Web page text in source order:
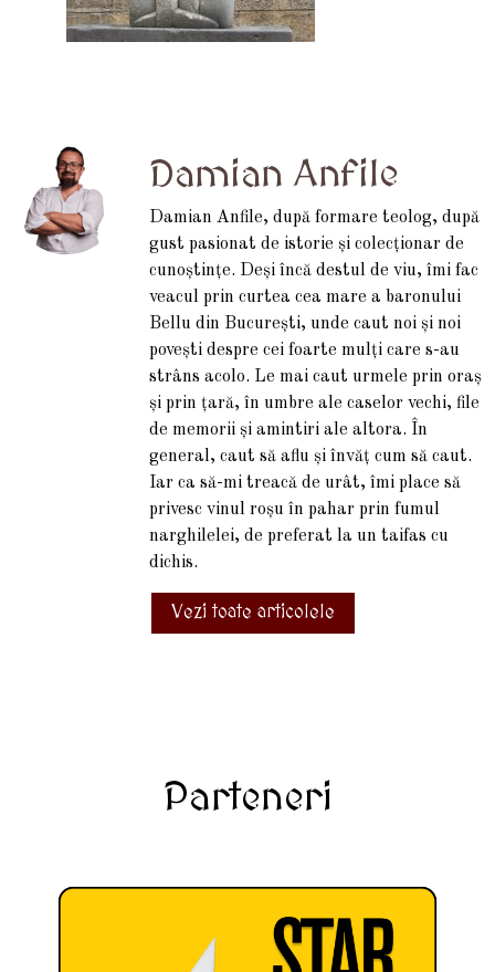
Damian Anfile
Damian Anfile, după formare teolog, după
gust pasionat de istorie și colecționar de
cunoștințe. Deși încă destul de viu, îmi fac
veacul prin curtea cea mare a baronului
Bellu din București, unde caut noi și noi
povești despre cei foarte mulți care s-au
strâns acolo. Le mai caut urmele prin oraș
și prin țară, în umbre ale caselor vechi, file
de memorii și amintiri ale altora. În
general, caut să aflu și învăț cum să caut.
Iar ca să-mi treacă de urât, îmi place să
privesc vinul roșu în pahar prin fumul
narghilelei, de preferat la un taifas cu
dichis.
Vezi toate articolele
Parteneri